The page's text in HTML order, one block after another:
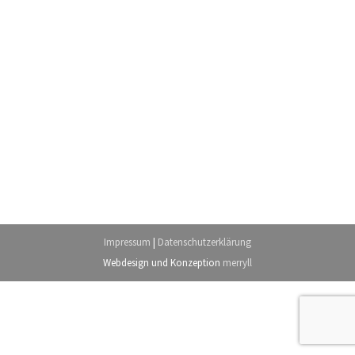
Impressum | Datenschutzerklärung
Webdesign und Konzeption merryll